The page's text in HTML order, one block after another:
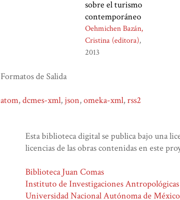
sobre el turismo
contemporáneo
Oehmichen Bazán,
Cristina (editora)
2013
Formatos de Salida
atom,dcmes-xml, json,omeka-xml,rss2
Esta biblioteca digital se publica bajo una
licencias de las obras contenidas en este
Biblioteca Juan Comas
Instituto de Investigaciones Antropológicas
Universidad Nacional Autónoma de México